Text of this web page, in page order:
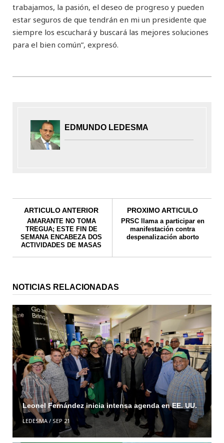
trabajamos, la pasión, el deseo de progreso y pueden
estar seguros de que tendrán en mi un presidente que
siempre los escuchará y buscará las mejores soluciones
para el bien común”, expresó.
EDMUNDO LEDESMA
ARTICULO ANTERIOR
AMARANTE NO TOMA
TREGUA; ESTE FIN DE
SEMANA ENCABEZA DOS
ACTIVIDADES DE MASAS
PROXIMO ARTICULO
PRSC llama a participar en
manifestación contra
despenalización aborto
NOTICIAS RELACIONADAS
Leonel Fernández inicia intensa agenda en EE. UU.
LEDESMA/ SEP 21